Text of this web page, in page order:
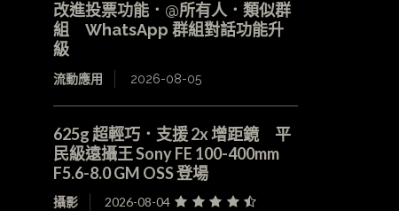
改進投票功能．@所有人．類似群
組 WhatsApp 群組對話功能升
級
流動應用 2026-08-05
625g 超輕巧．支援 2x 增距鏡 平
民級遠攝王 Sony FE 100-400mm
F5.6-8.0 GM OSS 登場
攝影 2026-08-04